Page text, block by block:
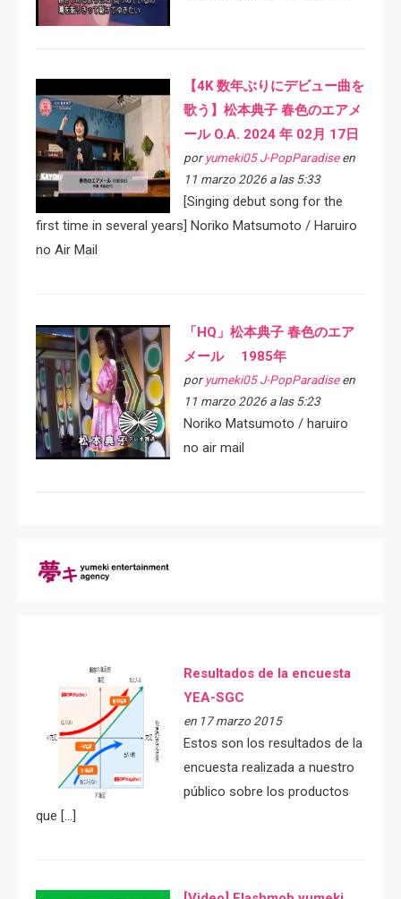
【4K 数年ぶりにデビュー曲を
歌う】松本典子 春色のエアメ
ール O.A. 2024 年 02月 17日
por yumeki05 J-PopParadiseen
11 marzo 2026 a las 5:33
[Singing debut song for the
first time in several years] Noriko Matsumoto / Haruiro
no Air Mail
「HQ」松本典子 春色のエア
メール 1985年
por yumeki05 J-PopParadiseen
11 marzo 2026 a las 5:23
Noriko Matsumoto / haruiro
no air mail
Resultados de la encuesta
YEA-SGC
en 17 marzo 2015
Estos son los resultados de la
encuesta realizada a nuestro
público sobre los productos
que […]